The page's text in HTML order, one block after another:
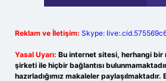
Reklam ve İletişim: Skype:
Yasal Uyarı: Bu internet sitesi, herhangi bir
şirketi ile hiçbir bağlantısı
hazırladığımız makaleler